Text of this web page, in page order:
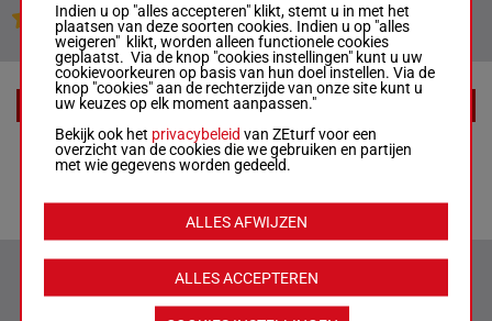
Jouw favoriete paarden
EXTRA
Racecards
Tips
Indien u op "alles accepteren" klikt, stemt u in met het
plaatsen van deze soorten cookies. Indien u op "alles
weigeren" klikt, worden alleen functionele cookies
geplaatst. Via de knop "cookies instellingen" kunt u uw
cookievoorkeuren op basis van hun doel instellen. Via de
knop "cookies" aan de rechterzijde van onze site kunt u
uw keuzes op elk moment aanpassen."
Bekijk ook het privacybeleid van ZEturf voor een
overzicht van de cookies die we gebruiken en partijen
met wie gegevens worden gedeeld.
ALLES ACCEPTEREN
ALLES AFWIJZEN